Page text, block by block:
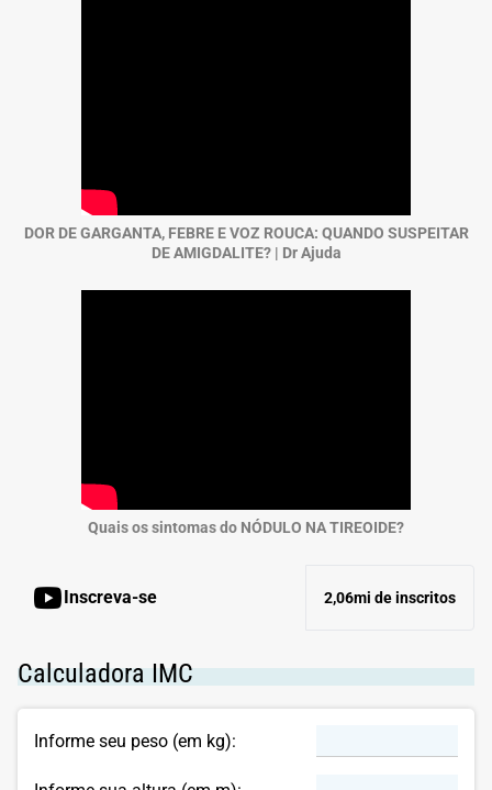
DOR DE GARGANTA, FEBRE E VOZ ROUCA: QUANDO SUSPEITAR
DE AMIGDALITE? | Dr Ajuda
Quais os sintomas do NÓDULO NA TIREOIDE?
Inscreva-se 2,06mi de inscritos
Calculadora IMC
Informe seu peso (em kg):